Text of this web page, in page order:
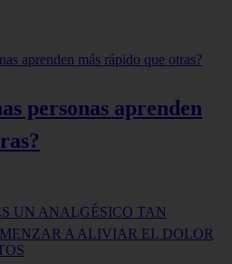
personas aprenden